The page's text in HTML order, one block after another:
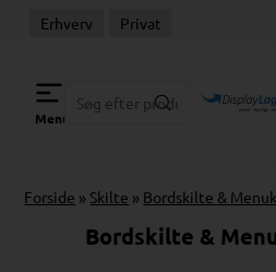
Erhverv Privat
Menu
Forside » Skilte » Bordskilte &
Bordskilte &